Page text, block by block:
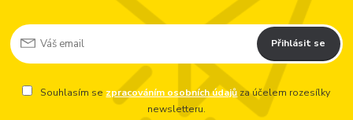
Přihlásit se
Souhlasím se zpracováním osobních údajů za účelem rozesílky
newsletteru.